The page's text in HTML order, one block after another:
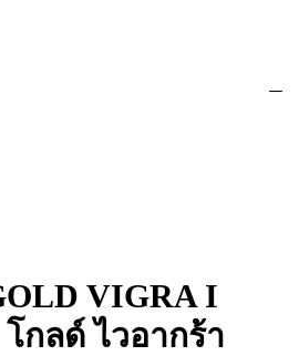
VIGRA I
โกลด์ ไวอากร้า